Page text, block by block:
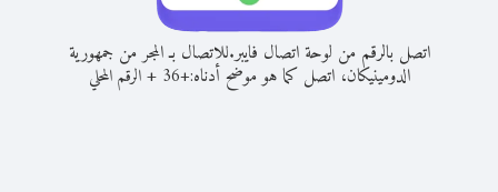
اتصل بالرقم من لوحة اتصال فايبر.للاتصال بـ المجر من جمهورية
الدومينيكان، اتصل كما هو موضح أدناه:+
36
+الرقم المحلي